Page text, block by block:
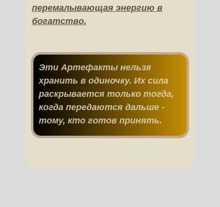
перемалывающая энергию в
богатство.
Эти Артефакты нельзя
хранить в одиночку. Их сила
раскрывается только тогда,
когда передаются дальше -
тому, кто готов принять.